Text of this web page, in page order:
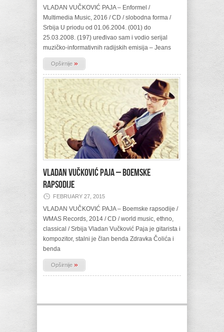
VLADAN VUČKOVIĆ PAJA – Enformel /
Multimedia Music, 2016 / CD / slobodna forma /
Srbija U priodu od 01.06.2004. (001) do
25.03.2008. (197) uređivao sam i vodio serijal
muzičko-informativnih radijskih emisija – Jeans
Opširnije »
VLADAN VUČKOVIĆ PAJA – Boemske
rapsodije
FEBRUARY 27, 2015
VLADAN VUČKOVIĆ PAJA – Boemske rapsodije /
WMAS Records, 2014 / CD / world music, ethno,
classical / Srbija Vladan Vučković Paja je gitarista i
kompozitor, stalni je član benda Zdravka Čolića i
benda
Opširnije »